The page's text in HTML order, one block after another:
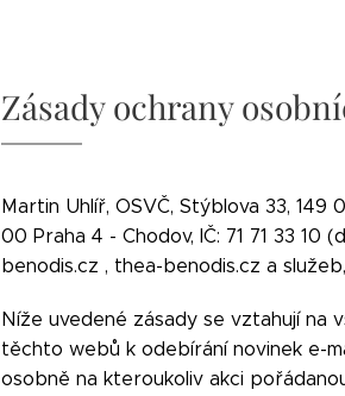
Zásady ochrany
Martin Uhlíř, OSVČ, Stýblova 33, 149
00 Praha 4 - Chodov, IČ: 71 71 33
benodis.cz , thea-benodis.cz a
Níže uvedené zásady se vztahují na
těchto webů k odebírání novinek e-
osobně na kteroukoliv akci